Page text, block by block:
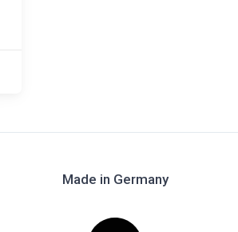
Made in Germany